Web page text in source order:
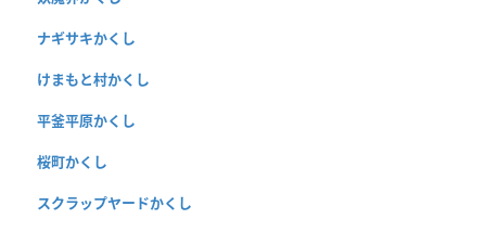
ナギサキかくし
けまもと村かくし
平釜平原かくし
桜町かくし
スクラップヤードかくし